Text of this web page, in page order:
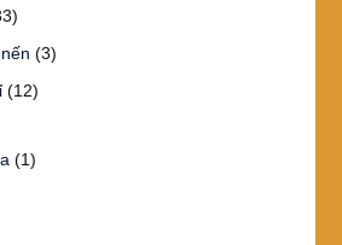
(3)
(12)
(1)